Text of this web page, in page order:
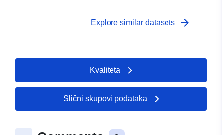
Explore similar datasets arrow_forward
Kvaliteta
Slični skupovi podataka